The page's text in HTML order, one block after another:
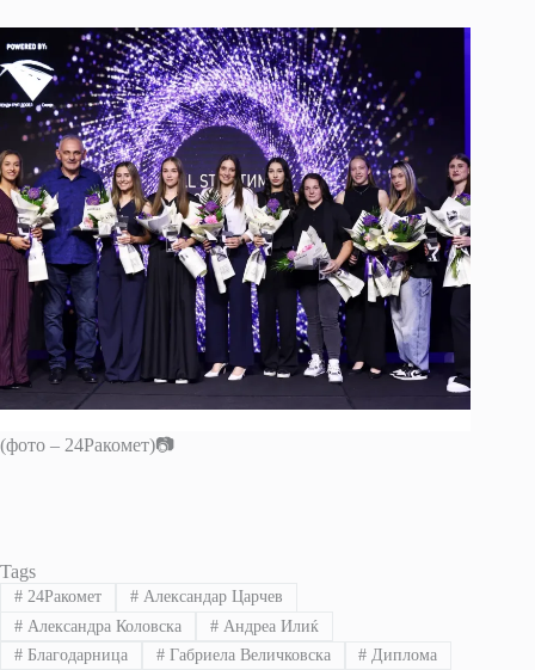
(фото – 24Ракомет)📷
Tags
#24Ракомет #Александар Царчев
#Александра Коловска #Андреа Илиќ
#Благодарница #Габриела Величковска # Диплома